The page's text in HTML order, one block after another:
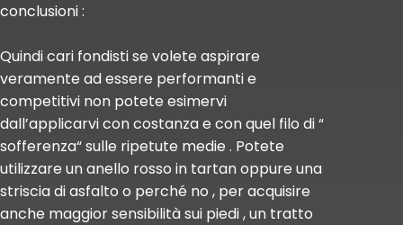
conclusioni :
Quindi cari fondisti se volete aspirare
veramente ad essere performanti e
competitivi non potete esimervi
dall’applicarvi con costanza e con quel filo di “
sofferenza“ sulle ripetute medie . Potete
utilizzare un anello rosso in tartan oppure una
striscia di asfalto o perché no , per acquisire
anche maggior sensibilità sui piedi , un tratto